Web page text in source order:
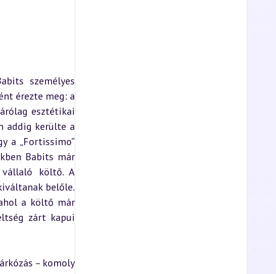
személyes
érezte meg: a
esztétikai
addig kerülte a
a „Fortissimo”
Babits már
vállaló költő. A
belőle.
a költő már
zárt kapui
– komoly